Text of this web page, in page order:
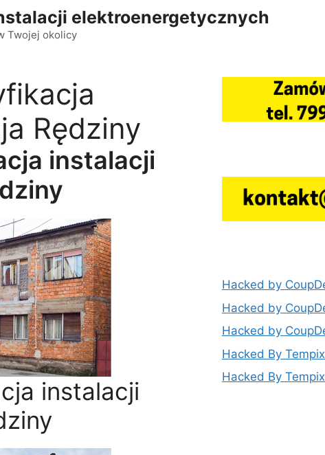
elektroenergetycznych
Twojej okolicy
Rędziny
instalacji
instalacji
Hacked by
Hacked by
Hacked by
Hacked By
Hacked By